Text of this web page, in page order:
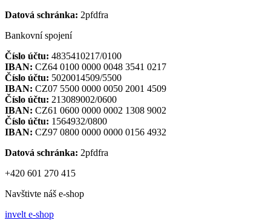
Datová schránka: 2pfdfra
Bankovní spojení
Číslo účtu: 4835410217/0100
IBAN: CZ64 0100 0000 0048 3541 0217
Číslo účtu: 5020014509/5500
IBAN: CZ07 5500 0000 0050 2001 4509
Číslo účtu: 213089002/0600
IBAN: CZ61 0600 0000 0002 1308 9002
Číslo účtu: 1564932/0800
IBAN: CZ97 0800 0000 0000 0156 4932
Datová schránka: 2pfdfra
+420 601 270 415
Navštivte náš e-shop
invelt e-shop